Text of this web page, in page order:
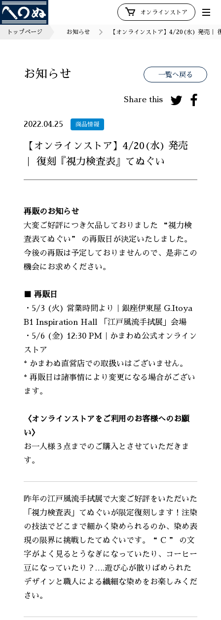
オンラインストア
トップページ お知らせ 【オンラインストア】4/20(水) 発売｜
お知らせ 一覧へ戻る
2022.04.25 商品情報
Share this
【オンラインストア】4/20(水) 発売
｜ 復刻『視力検査表』てぬぐい
再販のお知らせ
大変ご好評につき欠品しておりました “視力検
査表てぬぐい” の再販日が決定いたしました。
今後の再販は予定しておりませんので、是非この
機会にお求めください。
■ 再販日
・5/3 (火) 営業時間より｜銀座伊東屋 G.Itoya
B1 Inspiration Hall 「江戸風流手拭展」会場
・5/6 (金) 12:30 PM｜かまわぬ公式オンライン
ストア
* かまわぬ直営店での取扱いはございません。
* 再販日は諸事情により変更になる場合がござい
ます。
〈オンラインストアをご利用のお客様へのお願
い〉
お一人様３点までのご購入とさせていただきま
す。
昨年の江戸風流手拭展で大変ご好評をいただいた
「視力検査表」てぬぐいが限定復刻します！注染
の技法でどこまで細かく染められるのか、染め表
現の限界に挑戦したてぬぐいです。“ C ” の文
字がよく見るとうなぎになっていたり、コーヒー
豆になっていたり？….遊び心が散りばめられた
デザインと職人による繊細な染めをお楽しみくだ
さい。